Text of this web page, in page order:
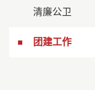
清廉公卫
团建工作